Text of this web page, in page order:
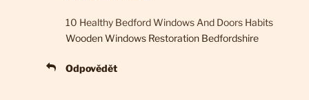
10 Healthy Bedford Windows And Doors Habits
Wooden Windows Restoration Bedfordshire
Odpovědět